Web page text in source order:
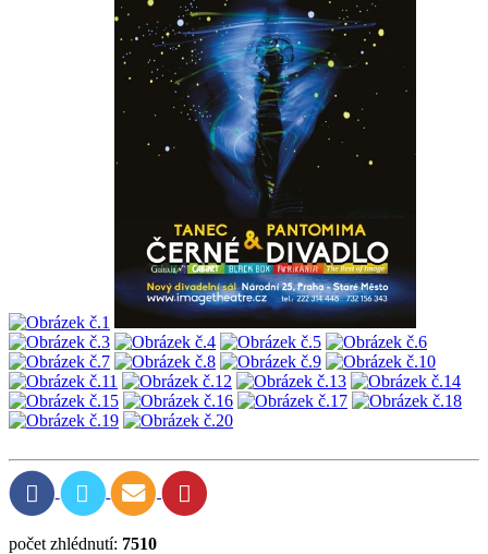
počet zhlédnutí: 7510